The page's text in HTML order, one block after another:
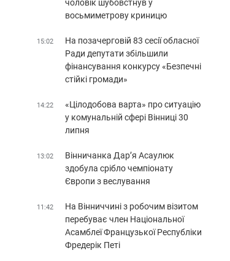
чоловік шубовстнув у
восьмиметрову криницю
15:02
На позачерговій 83 сесії обласної
Ради депутати збільшили
фінансування конкурсу «Безпечні
стійкі громади»
14:22
«Цілодобова варта» про ситуацію
у комунальній сфері Вінниці 30
липня
13:02
Вінничанка Дар’я Асаулюк
здобула срібло чемпіонату
Європи з веслування
11:42
На Вінниччині з робочим візитом
перебуває член Національної
Асамблеї Французької Республіки
Фредерік Петі